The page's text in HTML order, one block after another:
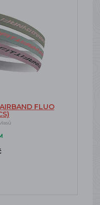
FLUO